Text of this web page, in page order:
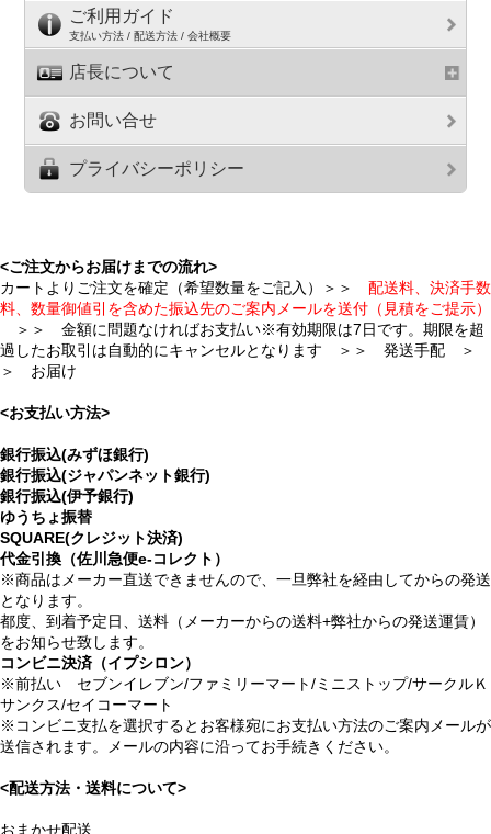
ご利用ガイド
支払い方法 / 配送方法 / 会社概要
店長について
お問い合せ
プライバシーポリシー
<ご注文からお届けまでの流れ>
カートよりご注文を確定（希望数量をご記入）＞＞ 配送料、決済手数
料、数量御値引を含めた振込先のご案内メールを送付（見積をご提示）
＞＞ 金額に問題なければお支払い※有効期限は7日です。期限を超
過したお取引は自動的にキャンセルとなります ＞＞ 発送手配 ＞
＞ お届け
<お支払い方法>
銀行振込(みずほ銀行)
銀行振込(ジャパンネット銀行)
銀行振込(伊予銀行)
ゆうちょ振替
SQUARE(クレジット決済)
代金引換（佐川急便e-コレクト）
※商品はメーカー直送できませんので、一旦弊社を経由してからの発送
となります。
都度、到着予定日、送料（メーカーからの送料+弊社からの発送運賃）
をお知らせ致します。
コンビニ決済（イプシロン）
※前払い セブンイレブン/ファミリーマート/ミニストップ/サークルＫ
サンクス/セイコーマート
※コンビニ支払を選択するとお客様宛にお支払い方法のご案内メールが
送信されます。メールの内容に沿ってお手続きください。
<配送方法・送料について>
おまかせ配送